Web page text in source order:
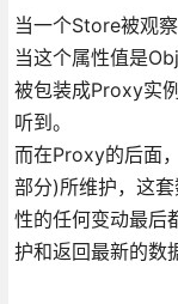
当一个Store被观
当这个属性值是
被包装成Proxy实
听到。
而在Proxy的后面
部分)所维护，这
性的任何变动最后
护和返回最新的数